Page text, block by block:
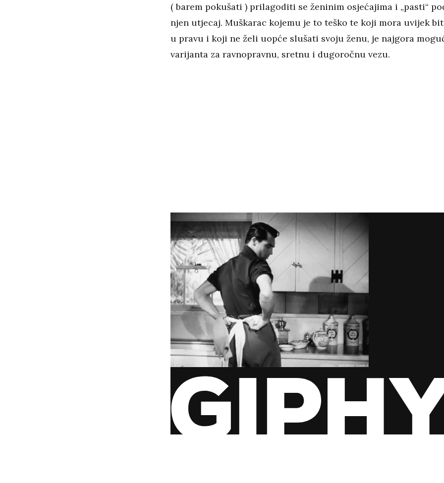
( barem pokušati ) prilagoditi se ženinim osjećajima i „pasti“
njen utjecaj. Muškarac kojemu je to teško te koji mora uvijek
u pravu i koji ne želi uopće slušati svoju ženu, je najgora
varijanta za ravnopravnu, sretnu i dugoročnu vezu.